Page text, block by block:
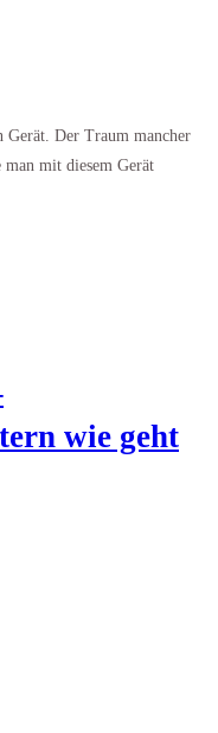
Der Traum mancher
mit diesem Gerät
wie geht